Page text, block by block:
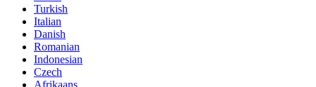
Turkish
Italian
Danish
Romanian
Indonesian
Czech